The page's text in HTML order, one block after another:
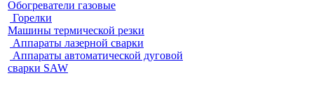
Обогреватели газовые
Горелки
Машины термической резки
Аппараты лазерной сварки
Аппараты автоматической дуговой
сварки SAW